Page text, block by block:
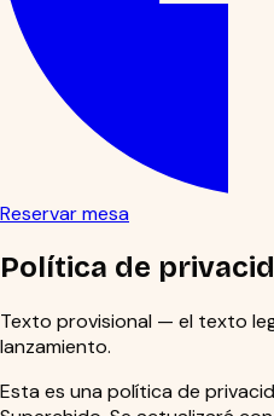
Reservar mesa
Política de
Texto provisional — el texto
lanzamiento.
Esta es una política de